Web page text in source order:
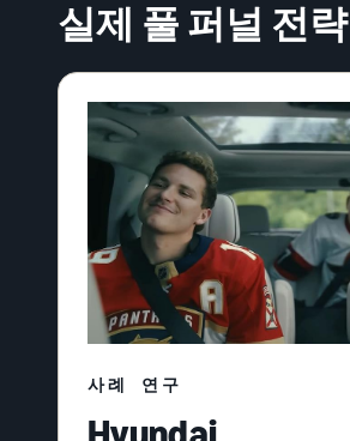
실제 풀 퍼널 전략
사례 연구